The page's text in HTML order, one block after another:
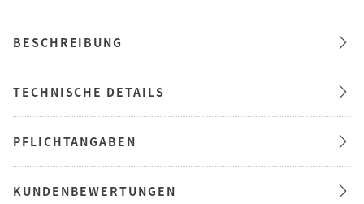
BESCHREIBUNG
TECHNISCHE DETAILS
PFLICHTANGABEN
KUNDENBEWERTUNGEN